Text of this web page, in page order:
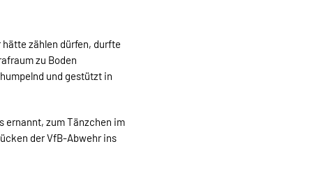
hätte zählen dürfen, durfte
zu Boden
und gestützt in
ernannt, zum Tänzchen im
der VfB-Abwehr ins